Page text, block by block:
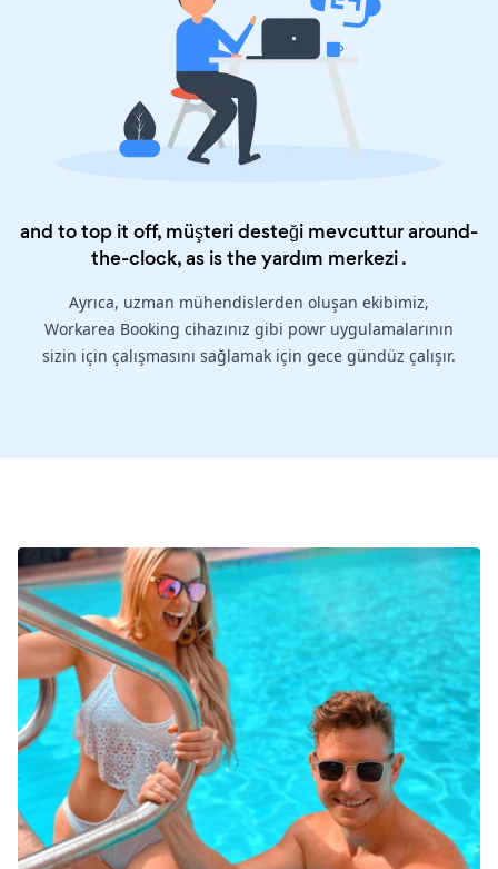
and to top it off, müşteri desteği mevcuttur around-
the-clock, as is theyardım merkezi.
Ayrıca, uzman mühendislerden oluşan ekibimiz,
Workarea Booking cihazınız gibi powr uygulamalarının
sizin için çalışmasını sağlamak için gece gündüz çalışır.